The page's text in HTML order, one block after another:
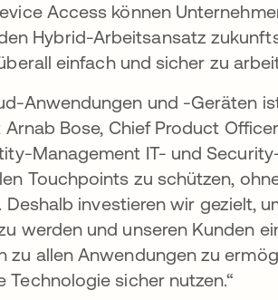
Access können
Hybrid-Arbeitsansatz
einfach und sicher zu
Anwendungen und -Geräten
Bose, Chief Product
Management IT- und
Touchpoints zu schützen,
investieren wir gezielt,
werden und unseren Kunden
zu allen Anwendungen zu
sicher nutzen.“